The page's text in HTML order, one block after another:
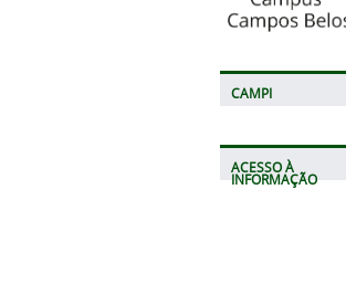
CAMPI
ACESSO À
INFORMAÇÃO